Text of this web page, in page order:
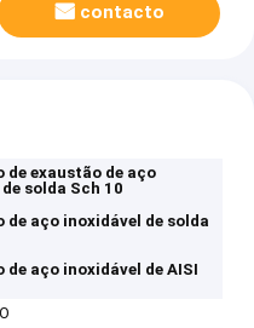
contacto
de exaustão de aço
solda Sch 10
de aço inoxidável de solda
de aço inoxidável de AISI